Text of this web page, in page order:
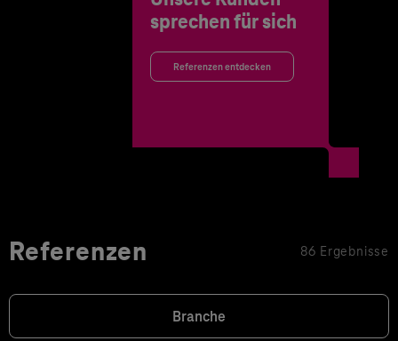
sprechen für sich
Referenzen entdecken
Referenzen 86 Ergebnisse
Branche